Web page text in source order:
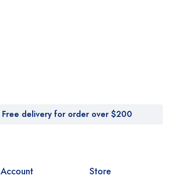
Free delivery for order over $200
Account Store